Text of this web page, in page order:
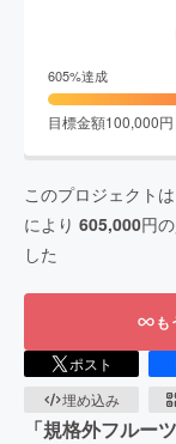
605%達成
目標金額100,000円
このプロジェクトは
により 605,000円
した
も
ポスト
埋め込み
「規格外フルー